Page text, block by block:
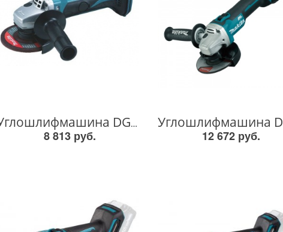
Углошлифмашина DGA452Z аккумуляторная (18V / без АКБ и ЗУ / 115 мм / Коробка), MAKITA, арт: DGA452Z DGA452Z DGA452Z
8 813 руб. 12 672 руб.